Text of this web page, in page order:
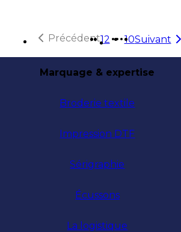
Précédent12 Plus de pages
10Suivant
Marquage & expertise
Broderie textile
Impression DTF
Sérigraphie
Écussons
La logistique